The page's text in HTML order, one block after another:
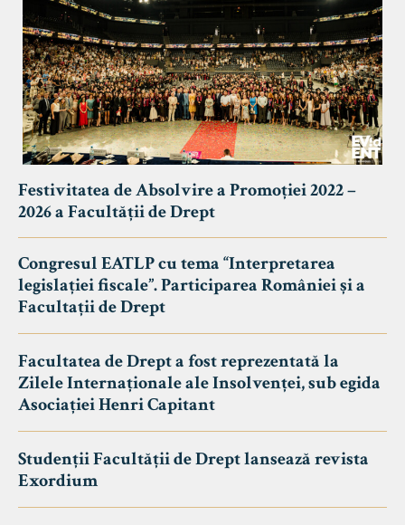
Festivitatea de Absolvire a Promoției 2022 –
2026 a Facultății de Drept
Congresul EATLP cu tema “Interpretarea
legislației fiscale”. Participarea României și a
Facultații de Drept
Facultatea de Drept a fost reprezentată la
Zilele Internaționale ale Insolvenței, sub egida
Asociației Henri Capitant
Studenții Facultății de Drept lansează revista
Exordium